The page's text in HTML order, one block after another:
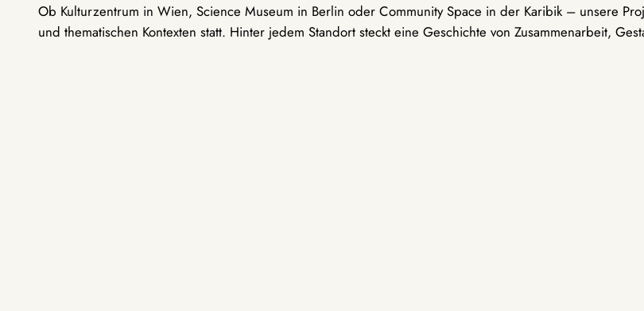
Ob Kulturzentrum in Wien, Science Museum in Berlin oder Community Space in der Karibik – unsere
und thematischen Kontexten statt. Hinter jedem Standort steckt eine Geschichte von Zusammenarbeit,